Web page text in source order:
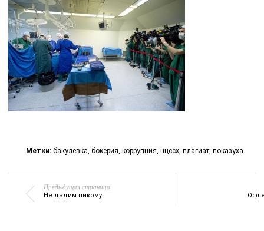
Метки: бакулевка, бокерия, коррупция, нцссх, плагиат, показуха
Предыдущая страница
Не дадим никому